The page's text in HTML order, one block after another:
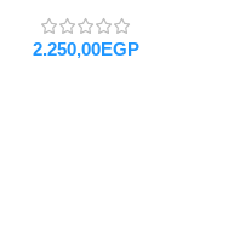
EGP